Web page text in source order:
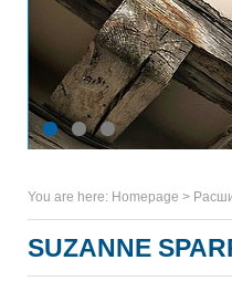
You are here: Homepage >
SUZANNE